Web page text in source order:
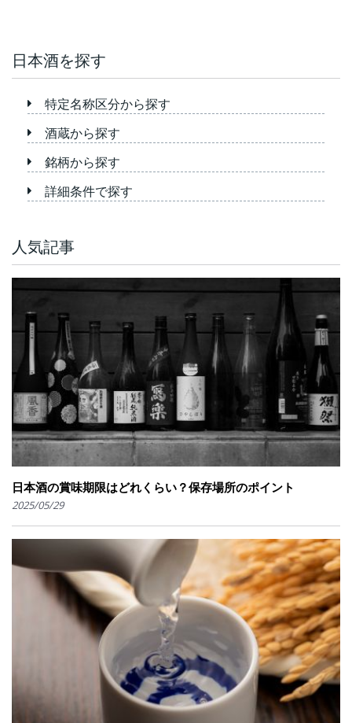
日本酒を探す
特定名称区分から探す
酒蔵から探す
銘柄から探す
詳細条件で探す
人気記事
日本酒の賞味期限はどれくらい？保存場所のポイント
2025/05/29